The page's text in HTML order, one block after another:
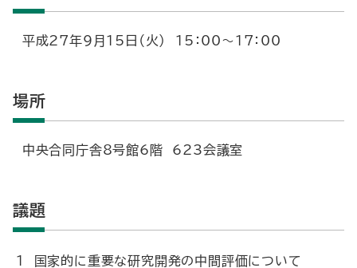
平成27年9月15日（火） 15：00～17：00
場所
中央合同庁舎8号館6階 623会議室
議題
１ 国家的に重要な研究開発の中間評価について